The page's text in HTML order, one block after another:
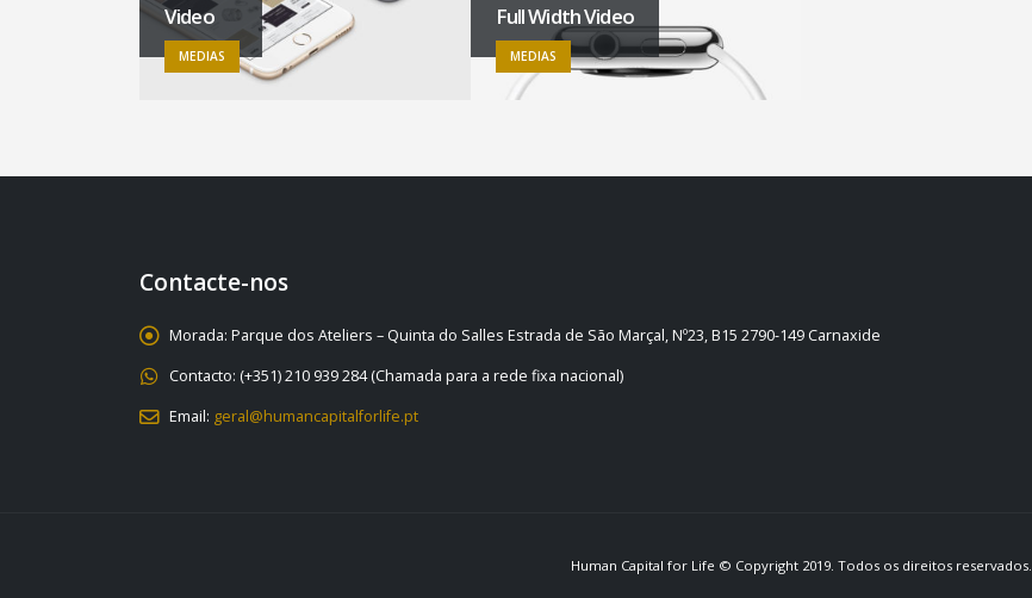
Video
MEDIAS
Full Width Video
MEDIAS
Contacte-nos
Morada: Parque dos Ateliers – Quinta do Salles Estrada de São Marçal, Nº23, B15 2790-149 Carnaxide
Contacto: (+351) 210 939 284 (Chamada para a rede fixa nacional)
Email: geral@humancapitalforlife.pt
Human Capital for Life © Copyright 2019. Todos os direitos reservados.